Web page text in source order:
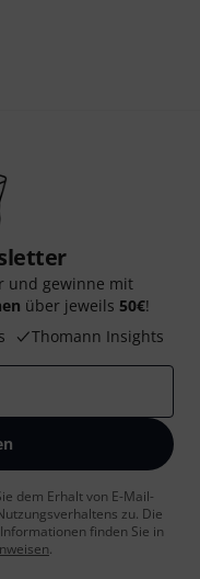
und gewinne mit
über jeweils 50€!
Thomann Insights
dem Erhalt von E-Mail-
zu. Die
finden Sie in
.